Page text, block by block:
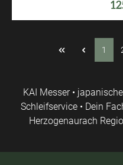
1
KAI Messer •
Schleifservice • Dein
Herzogenaurach